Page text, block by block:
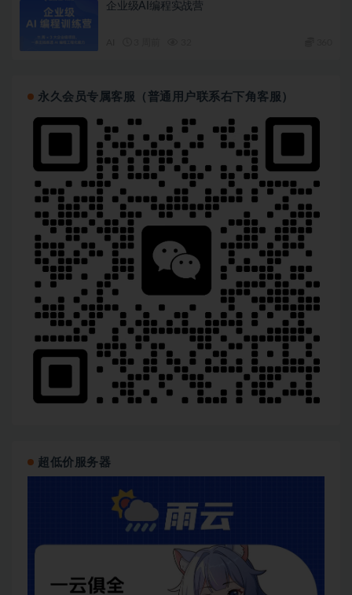
企业级AI编程实战营
永久会员专属客服（普通用户联系右下角客服）
超低价服务器